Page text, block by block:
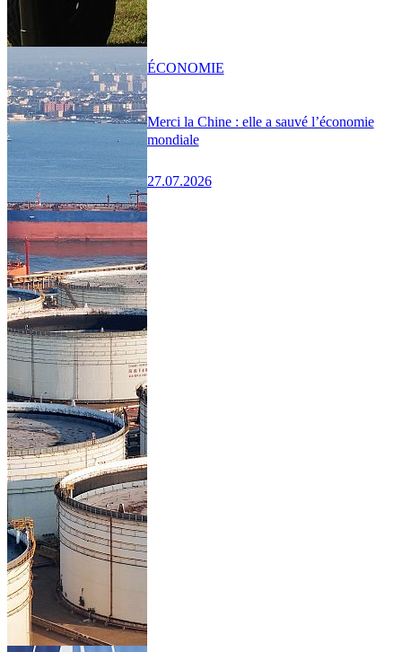
Merci la Chine : elle a sauvé l’économie
mondiale
27.07.2026
ÉCONOMIE